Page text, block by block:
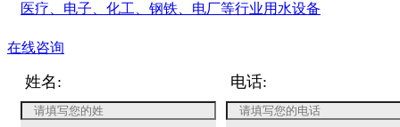
医疗、电子、化工、钢铁、电厂等行业用水设备
在线咨询
姓名: 电话: